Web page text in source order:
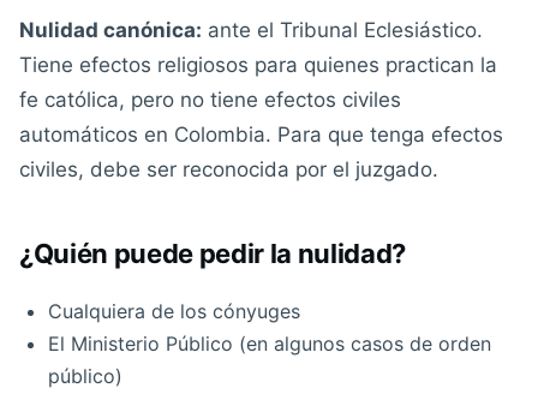
Nulidad canónica: ante el Tribunal Eclesiástico.
Tiene efectos religiosos para quienes practican la
fe católica, pero no tiene efectos civiles
automáticos en Colombia. Para que tenga efectos
civiles, debe ser reconocida por el juzgado.
¿Quién puede pedir la nulidad?
Cualquiera de los cónyuges
El Ministerio Público (en algunos casos de orden
público)